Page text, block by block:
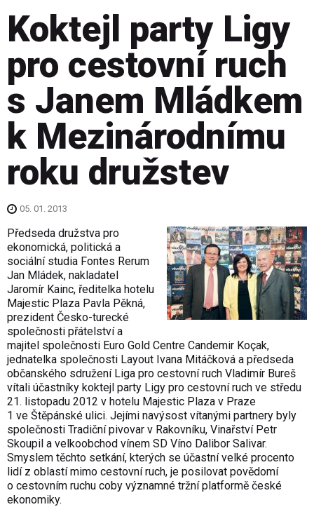
Koktejl party Ligy
pro cestovní ruch
s Janem Mládkem
k Mezinárodnímu
roku družstev
05. 01. 2013
Předseda družstva pro
ekonomická, politická a
sociální studia Fontes Rerum
Jan Mládek, nakladatel
Jaromír Kainc, ředitelka hotelu
Majestic Plaza Pavla Pěkná,
prezident Česko-turecké
společnosti přátelství a
majitel společnosti Euro Gold Centre Candemir Koçak,
jednatelka společnosti Layout Ivana Mitáčková a předseda
občanského sdružení Liga pro cestovní ruch Vladimír Bureš
vítali účastníky koktejl party Ligy pro cestovní ruch ve středu
21. listopadu 2012 v hotelu Majestic Plaza v Praze
1 ve Štěpánské ulici. Jejími navýsost vítanými partnery byly
společnosti Tradiční pivovar v Rakovníku, Vinařství Petr
Skoupil a velkoobchod vínem SD Víno Dalibor Salivar.
Smyslem těchto setkání, kterých se účastní velké procento
lidí z oblastí mimo cestovní ruch, je posilovat povědomí
o cestovním ruchu coby významné tržní platformě české
ekonomiky.